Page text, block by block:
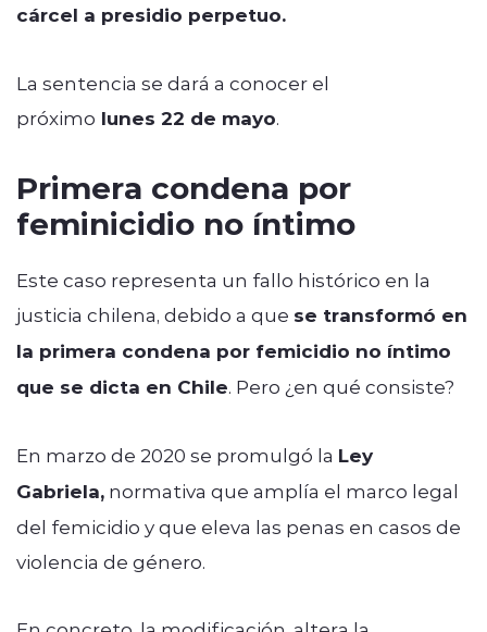
cárcel a presidio perpetuo.
La sentencia se dará a conocer el
próximo lunes 22 de mayo.
Primera condena por
feminicidio no íntimo
Este caso representa un fallo histórico en la
justicia chilena, debido a que se transformó en
la primera condena por femicidio no íntimo
que se dicta en Chile. Pero ¿en qué consiste?
En marzo de 2020 se promulgó la Ley
Gabriela, normativa que amplía el marco legal
del femicidio y que eleva las penas en casos de
violencia de género.